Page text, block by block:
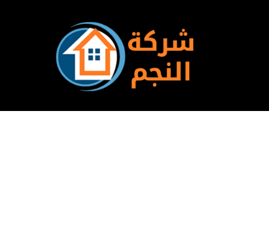
تخطى
المحتوى